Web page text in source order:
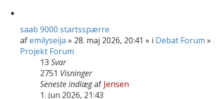
saab 9000 startsspærre
afemilyseija » 28. maj 2026, 20:41 » i Debat Forum »
Projekt Forum
13 Svar
2751 Visninger
Seneste indlægaf Jensen
1. jun 2026, 21:43